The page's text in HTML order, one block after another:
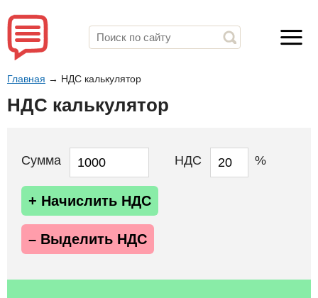
Главная → НДС калькулятор
НДС калькулятор
Сумма НДС %
+ Начислить НДС
– Выделить НДС